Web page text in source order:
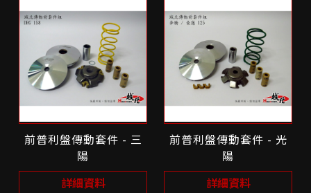
前普利盤傳動套件 - 三
陽
詳細資料
前普利盤傳動套件 - 光
陽
詳細資料